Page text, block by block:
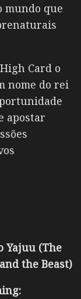
mundo que
Card o
nome do rei
apostar
Yajuu (The
the Beast)